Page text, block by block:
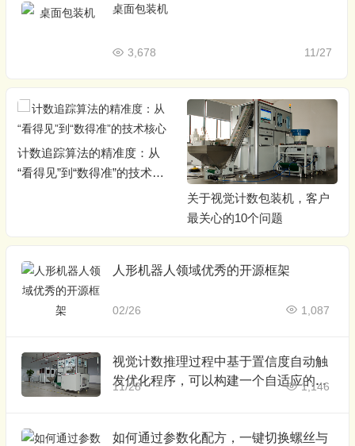
桌面包装机
11/27
3,678
计数追踪算法的精准度：从
“看得见”到“数得准”的技术核
关于视觉计数包装机，客户
最关心的10个问题
人形机器人领域优秀的开源框架
02/26 1,087
视觉计数推理过程中基于置信度自动触
发优化程序，可以构建一个自适应的智
11/28 1,146
如何通过参数化配方，一键切换螺丝与